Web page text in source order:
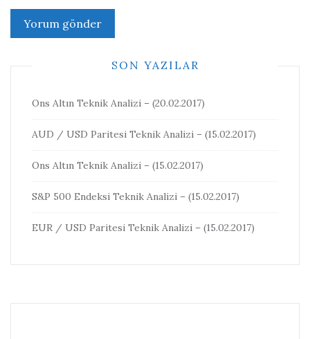
SON YAZILAR
Ons Altın Teknik Analizi – (20.02.2017)
AUD / USD Paritesi Teknik Analizi – (15.02.2017)
Ons Altın Teknik Analizi – (15.02.2017)
S&P 500 Endeksi Teknik Analizi – (15.02.2017)
EUR / USD Paritesi Teknik Analizi – (15.02.2017)